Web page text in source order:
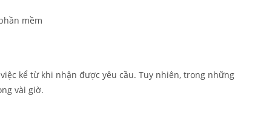
mềm
kể từ khi nhận được yêu cầu. Tuy nhiên, trong những
vài giờ.